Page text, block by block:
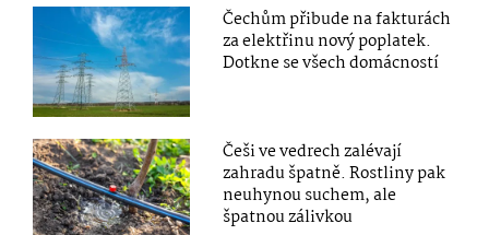
Čechům přibude na fakturách
za elektřinu nový poplatek.
Dotkne se všech domácností
Češi ve vedrech zalévají
zahradu špatně. Rostliny pak
neuhynou suchem, ale
špatnou zálivkou